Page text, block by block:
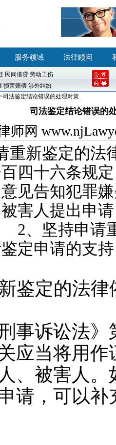
服务领域 法律顾问
民间借贷 劳动工伤
损害赔偿 涉外纠纷
司法鉴定结论错误的处理对策
司法鉴定结论错误的
师网
重新鉴定的
四十六条规
见告知犯罪
害人提出申
、坚持申
定申请的支
鉴定的法律
诉讼法》
应当将用
、被害人
请，可以补